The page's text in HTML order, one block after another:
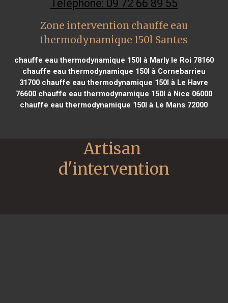
Téléphone: 09 72 66 89 55
Zone intervention chauffe eau
thermodynamique 150l Santes
chauffe eau thermodynamique 150l à Marly le Roi 78160
chauffe eau thermodynamique 150l à Cornebarrieu
31700 chauffe eau thermodynamique 150l à Le Havre
76600chauffe eau thermodynamique 150l à Nice 06000
chauffe eau thermodynamique 150l à Le Mans 72000
Artisan
d'intervention